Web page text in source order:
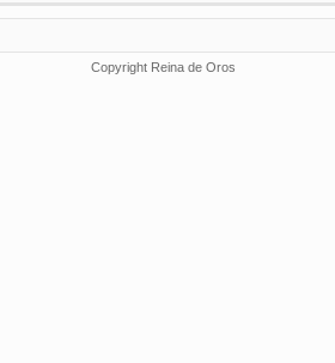
Copyright Reina de Oros